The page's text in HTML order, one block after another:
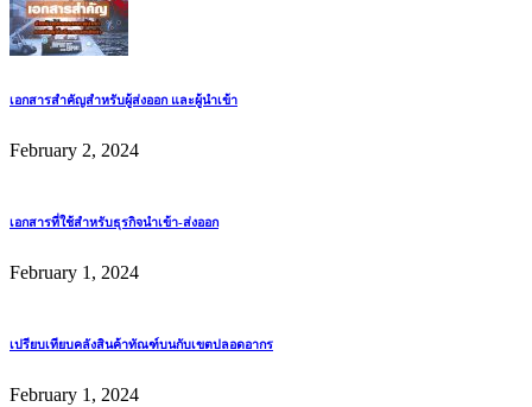
เอกสารสำคัญสำหรับผู้ส่งออก และผู้นำเข้า
February 2, 2024
เอกสารที่ใช้สำหรับธุรกิจนำเข้า-ส่งออก
February 1, 2024
เปรียบเทียบคลังสินค้าทัณฑ์บนกับเขตปลอดอากร
February 1, 2024